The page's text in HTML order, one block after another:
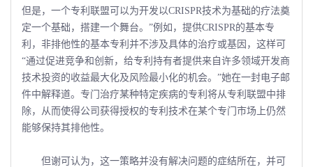
但是，一个专利联盟可以为开发以CRISPR技术为基础的疗法奠
定一个基础，搭建一个舞台。”例如，提供CRISPR的基本专
利，非排他性的基本专利并不涉及具体的治疗或基因，这样可
“通过促进竞争和创新，给专利持有者提供来自许多领域开发商
技术投资的收益最大化及风险最小化的机会。”她在一封电子邮
件中解释道。专门治疗某种特定疾病的专利将从专利联盟中排
除，从而使得公司获得授权的专利技术在某个专门市场上仍然
能够保持其排他性。
但谢可认为，这一策略并没有解决问题的症结所在，并可